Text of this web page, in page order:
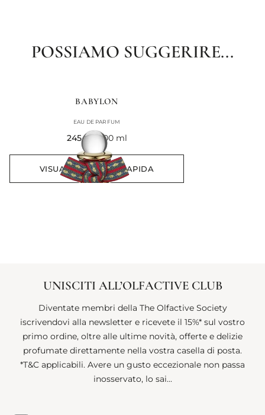
POSSIAMO SUGGERIRE...
BABYLON
EAU DE PARFUM
current price
245 €
100 ml
VISUALIZZAZIONE RAPIDA
UNISCITI ALL’OLFACTIVE CLUB
Diventate membri della The Olfactive Society
iscrivendovi alla newsletter e ricevete il 15%* sul vostro
primo ordine, oltre alle ultime novità, offerte e delizie
profumate direttamente nella vostra casella di posta.
*T&C applicabili. Avere un gusto eccezionale non passa
inosservato, lo sai...